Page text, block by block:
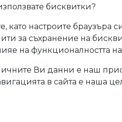
бисквитки?
като настроите браузъра
за съхранение на
на функционалността на
Ви данни е наш
в сайта е наша
Размер:
Размер: